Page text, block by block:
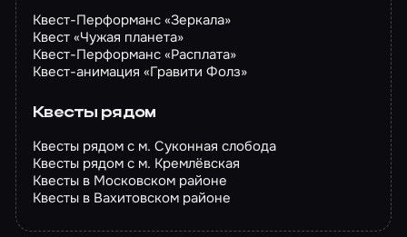
Квест-Перформанс «Зеркала»
Квест «Чужая планета»
Квест-Перформанс «Расплата»
Квест-анимация «Гравити Фолз»
Квесты рядом
Квесты рядом с м. Суконная слобода
Квесты рядом с м. Кремлёвская
Квесты в Московском районе
Квесты в Вахитовском районе